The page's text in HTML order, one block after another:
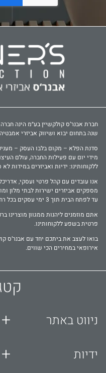
שנה בתחום יבוא ושיווק אביזרי
סדנת הפלא – מקום בלבו העסק –
מידי יום עם פעילות החברה, עולם
ללקוחותינו: ידיות ואביזרים במידות
אנו עובדים עם קהל פרטי ועסקי,
מספקים אביזרים ישירות לבתי מלון
עד לפתח הבית תוך 3 ימי עסקים בכל רחבי הארץ.
אתם מוזמנים ליהנות ממגוון מוצרינו
פרטית בשפע ללקוחותינו.
בואו לעצב את ביתכם יחד עם אבנר‘ס
אירופאי במחירים הכי שווים.
ניווט באתר +
ידיות +